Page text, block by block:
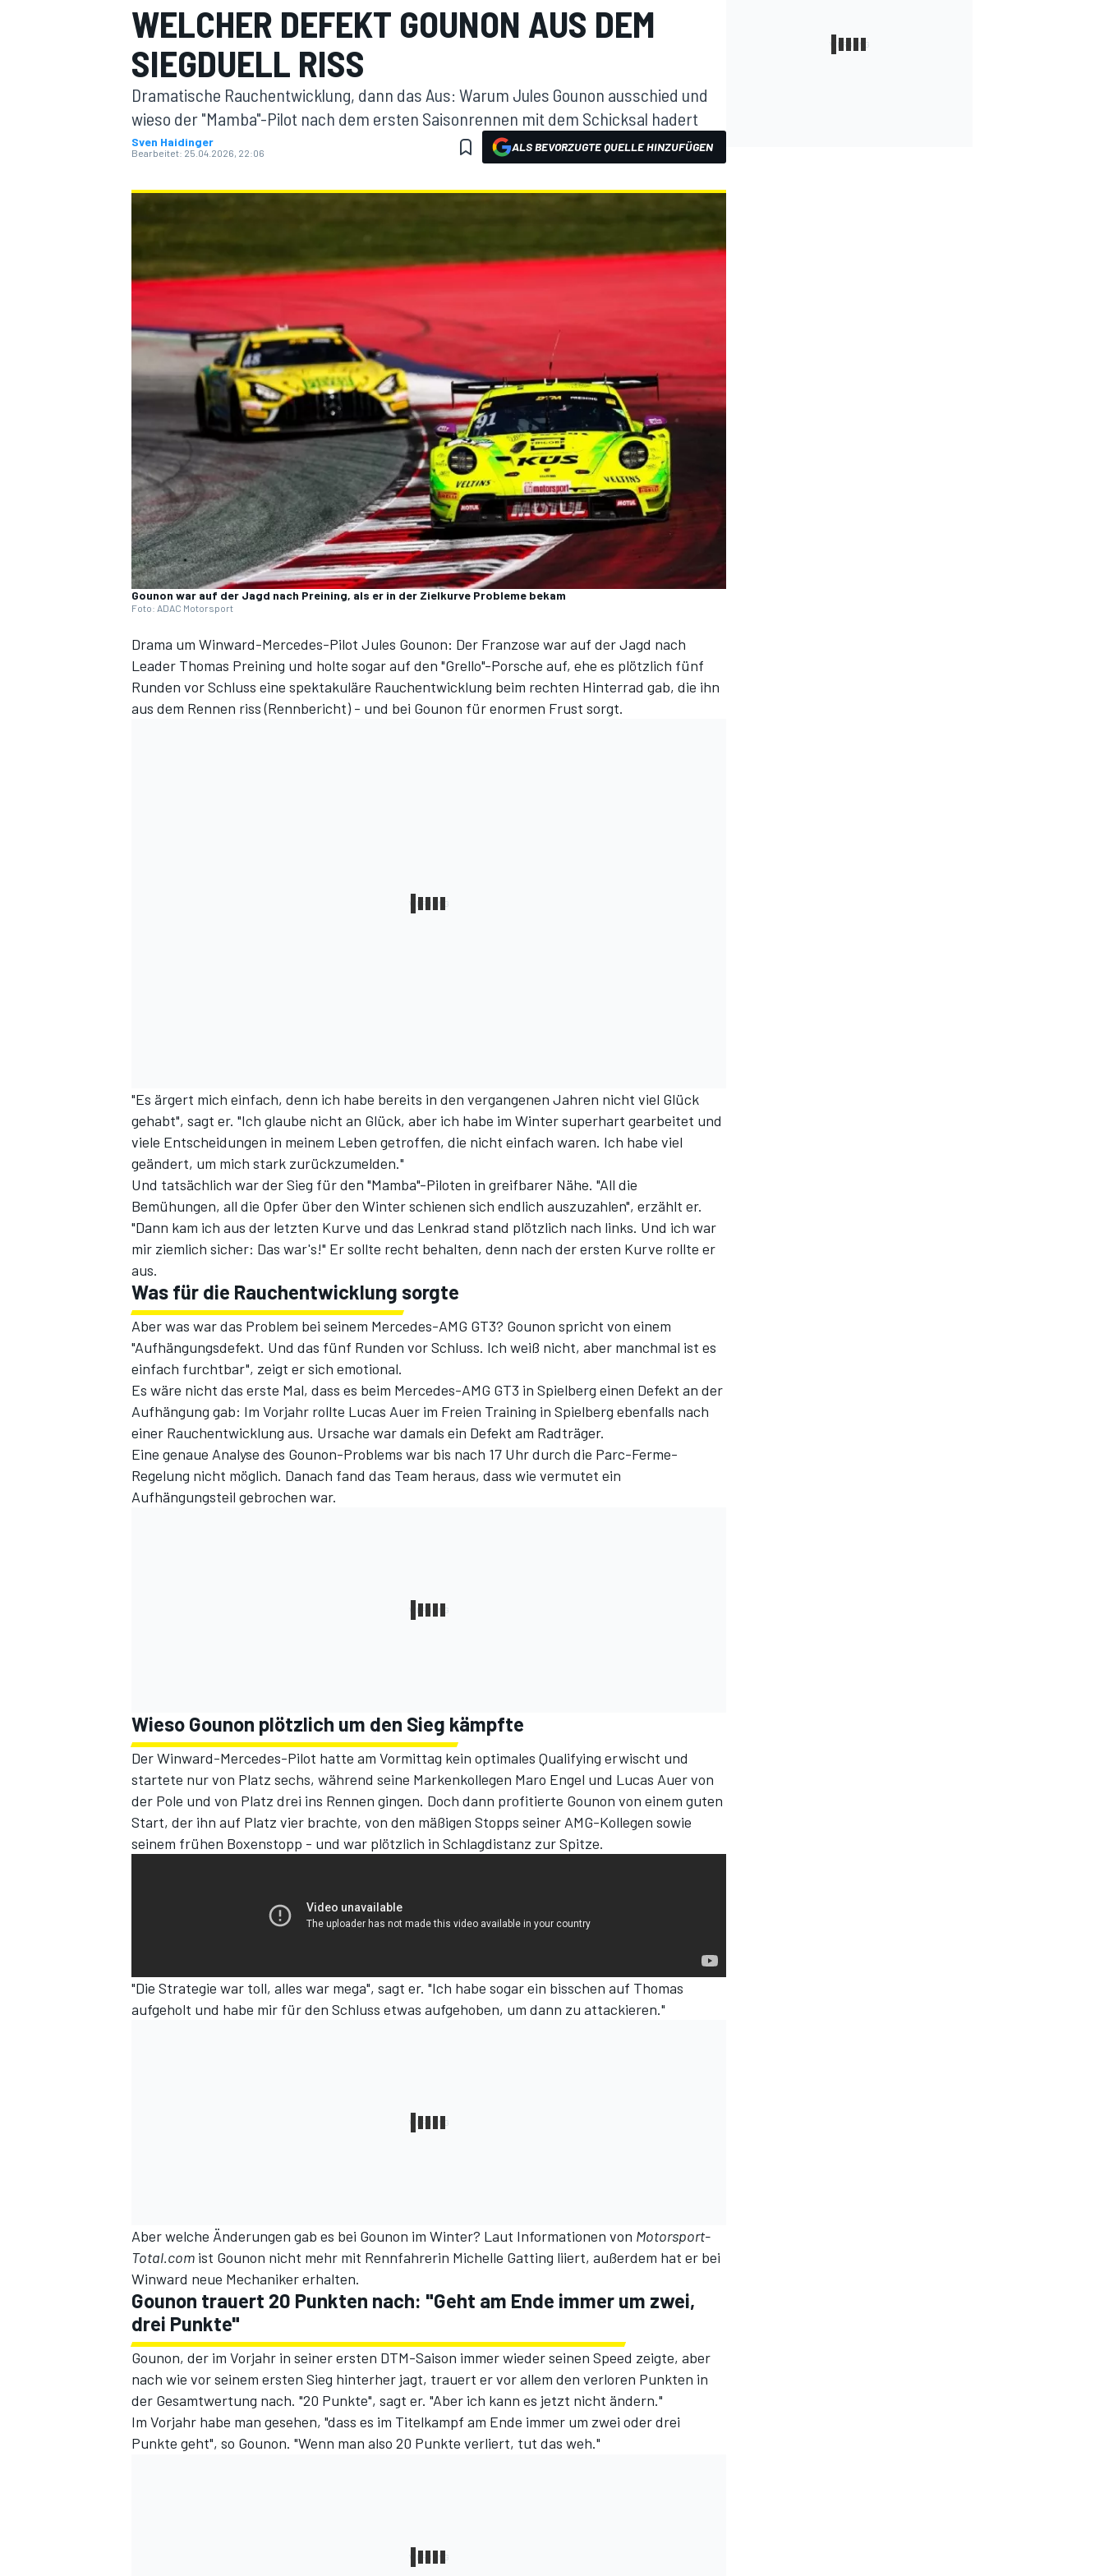
MOTOGP
DTM
SPORTWAGEN
WELCHER DEFEKT GOUNON AUS DEM
SIEGDUELL RISS
Dramatische Rauchentwicklung, dann das Aus: Warum Jules Gounon ausschied und
wieso der "Mamba"-Pilot nach dem ersten Saisonrennen mit dem Schicksal hadert
Sven Haidinger
Bearbeitet: 25.04.2026, 22:06 ALS BEVORZUGTE QUELLE HINZUFÜGEN
Gounon war auf der Jagd nach Preining, als er in der Zielkurve Probleme bekam
Foto: ADAC Motorsport
Drama um Winward-Mercedes-Pilot Jules Gounon: Der Franzose war auf der Jagd nach
Leader Thomas Preining und holte sogar auf den "Grello"-Porsche auf, ehe es plötzlich fünf
Runden vor Schluss eine spektakuläre Rauchentwicklung beim rechten Hinterrad gab, die ihn
aus dem Rennen riss (Rennbericht) - und bei Gounon für enormen Frust sorgt.
"Es ärgert mich einfach, denn ich habe bereits in den vergangenen Jahren nicht viel Glück
gehabt", sagt er. "Ich glaube nicht an Glück, aber ich habe im Winter superhart gearbeitet und
viele Entscheidungen in meinem Leben getroffen, die nicht einfach waren. Ich habe viel
geändert, um mich stark zurückzumelden."
Und tatsächlich war der Sieg für den "Mamba"-Piloten in greifbarer Nähe. "All die
Bemühungen, all die Opfer über den Winter schienen sich endlich auszuzahlen", erzählt er.
"Dann kam ich aus der letzten Kurve und das Lenkrad stand plötzlich nach links. Und ich war
mir ziemlich sicher: Das war's!" Er sollte recht behalten, denn nach der ersten Kurve rollte er
aus.
Was für die Rauchentwicklung sorgte
Aber was war das Problem bei seinem Mercedes-AMG GT3? Gounon spricht von einem
"Aufhängungsdefekt. Und das fünf Runden vor Schluss. Ich weiß nicht, aber manchmal ist es
einfach furchtbar", zeigt er sich emotional.
Es wäre nicht das erste Mal, dass es beim Mercedes-AMG GT3 in Spielberg einen Defekt an der
Aufhängung gab: Im Vorjahr rollte Lucas Auer im Freien Training in Spielberg ebenfalls nach
einer Rauchentwicklung aus. Ursache war damals ein Defekt am Radträger.
Eine genaue Analyse des Gounon-Problems war bis nach 17 Uhr durch die Parc-Ferme-
Regelung nicht möglich. Danach fand das Team heraus, dass wie vermutet ein
Aufhängungsteil gebrochen war.
Wieso Gounon plötzlich um den Sieg kämpfte
Der Winward-Mercedes-Pilot hatte am Vormittag kein optimales Qualifying erwischt und
startete nur von Platz sechs, während seine Markenkollegen Maro Engel und Lucas Auer von
der Pole und von Platz drei ins Rennen gingen. Doch dann profitierte Gounon von einem guten
Start, der ihn auf Platz vier brachte, von den mäßigen Stopps seiner AMG-Kollegen sowie
seinem frühen Boxenstopp - und war plötzlich in Schlagdistanz zur Spitze.
"Die Strategie war toll, alles war mega", sagt er. "Ich habe sogar ein bisschen auf Thomas
aufgeholt und habe mir für den Schluss etwas aufgehoben, um dann zu attackieren."
Aber welche Änderungen gab es bei Gounon im Winter? Laut Informationen von Motorsport-
Total.com ist Gounon nicht mehr mit Rennfahrerin Michelle Gatting liiert, außerdem hat er bei
Winward neue Mechaniker erhalten.
Gounon trauert 20 Punkten nach: "Geht am Ende immer um zwei,
drei Punkte"
Gounon, der im Vorjahr in seiner ersten DTM-Saison immer wieder seinen Speed zeigte, aber
nach wie vor seinem ersten Sieg hinterher jagt, trauert er vor allem den verloren Punkten in
der Gesamtwertung nach. "20 Punkte", sagt er. "Aber ich kann es jetzt nicht ändern."
Im Vorjahr habe man gesehen, "dass es im Titelkampf am Ende immer um zwei oder drei
Punkte geht", so Gounon. "Wenn man also 20 Punkte verliert, tut das weh."